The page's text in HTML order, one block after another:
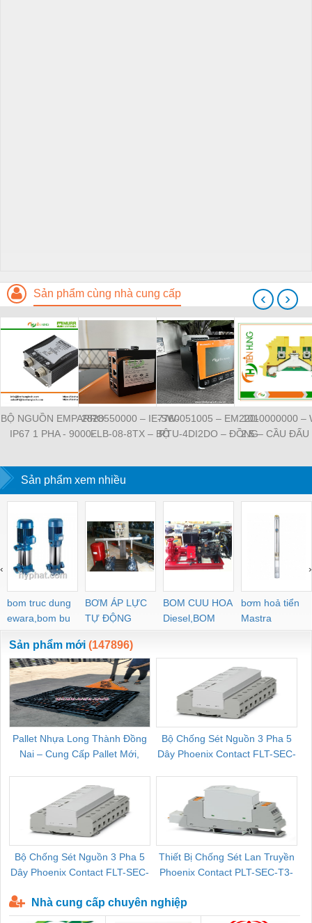
Sản phẩm cùng nhà cung cấp
BỘ NGUỒN EMPARRO
IP67 1 PHA - 9000-
EMPARRO IP67
POWER SUPPLY 1-
PHASE
2828550000 – IE-SW-
ELB-08-8TX – BỘ
RJ45 – WEIDMULLER
7760051005 – EM220-
RTU-4DI2DO – ĐỒNG
ĐO ĐIỆN ÁP –
1010000000 –
2.5 – CẦU ĐẤU
‹ ›
Sản phẩm xem nhiều
bom truc dung
ewara,bom bu
ewara
BƠM ÁP LỰC
TỰ ĐỘNG
BOM CUU HOA
Diesel,BOM
CHUA CHAY
bơm hoả tiển
Mastra
‹ ›
Sản phẩm mới (147896)
Pallet Nhựa Long Thành Đồng
Nai – Cung Cấp Pallet Mới,
Bộ Chống Sét Nguồn 3 Pha 5
Dây Phoenix Contact FLT-SEC-
Bộ Chống Sét Nguồn 3 Pha 5
Dây Phoenix Contact FLT-SEC-
Thiết Bị Chống Sét Lan Truyền
Phoenix Contact PLT-SEC-T3-
Nhà cung cấp chuyên nghiệp